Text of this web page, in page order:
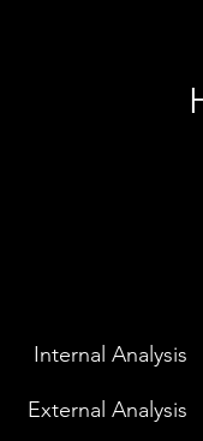
Internal Analysis
External Analysis